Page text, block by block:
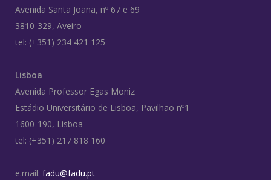
Avenida Santa Joana, nº 67 e 69
3810-329, Aveiro
tel: (+351) 234 421 125
Lisboa
Avenida Professor Egas Moniz
Estádio Universitário de Lisboa, Pavilhão nº1
1600-190, Lisboa
tel: (+351) 217 818 160
e.mail: fadu@fadu.pt